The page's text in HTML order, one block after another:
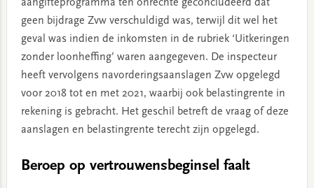
aangifteprogramma ten onrechte geconcludeerd dat
geen bijdrage Zvw verschuldigd was, terwijl dit wel het
geval was indien de inkomsten in de rubriek ‘Uitkeringen
zonder loonheffing’ waren aangegeven. De inspecteur
heeft vervolgens navorderingsaanslagen Zvw opgelegd
voor 2018 tot en met 2021, waarbij ook belastingrente in
rekening is gebracht. Het geschil betreft de vraag of deze
aanslagen en belastingrente terecht zijn opgelegd.
Beroep op vertrouwensbeginsel faalt